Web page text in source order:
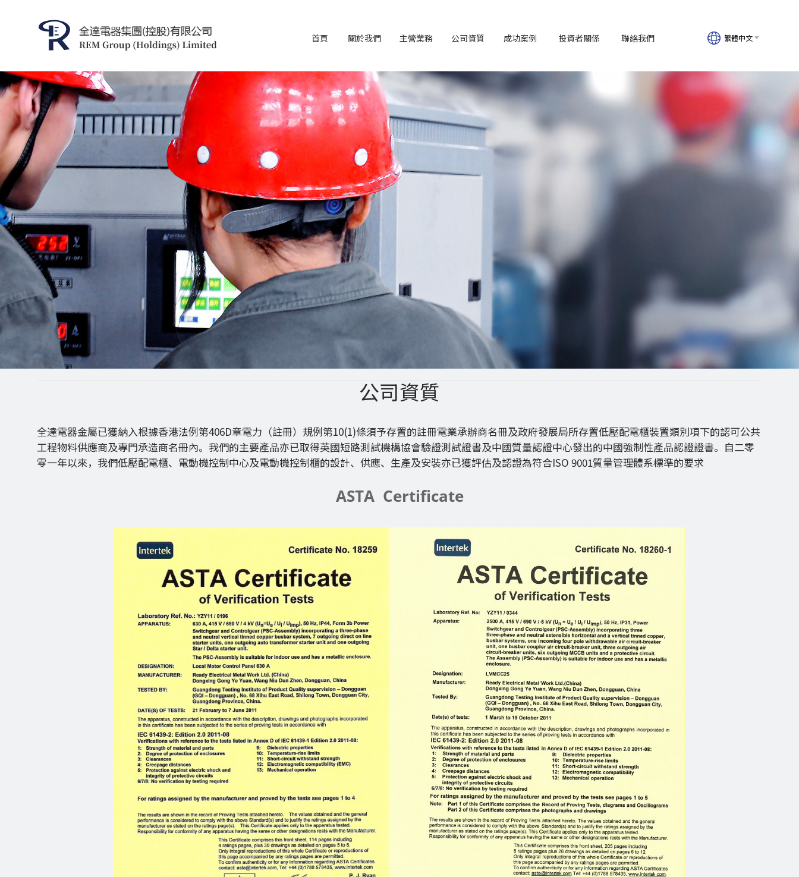
繁體中文
首頁 關於我們 主營業務 公司資質 成功案例 投資者關係 聯絡我們
公司資質
全達電器金屬已獲納入根據香港法例第406D章電力（註冊）規例第10(1)條須予存置的註冊電業承辦商名冊及政府發展局所存置低壓配電櫃裝置類別項下的認可公共
工程物料供應商及專門承造商名冊內。我們的主要產品亦已取得英國短路測試機構協會驗證測試證書及中國質量認證中心發出的中國強制性產品認證證書。自二零
零一年以來，我們低壓配電櫃、電動機控制中心及電動機控制櫃的設計、供應、生產及安裝亦已獲評估及認證為符合ISO 9001質量管理體系標準的要求
ASTA Certificate